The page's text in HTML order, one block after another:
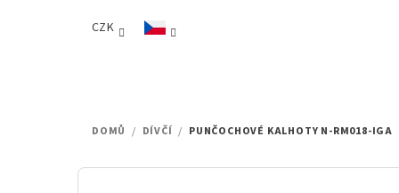
CZK
DOMŮ / DÍVČÍ / PUNČOCHOVÉ KALHOTY N-RM018-IGA